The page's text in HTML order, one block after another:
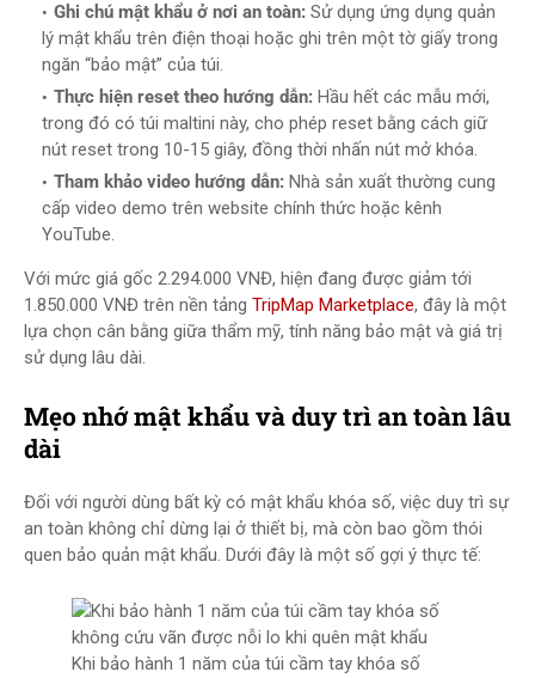
Ghi chú mật khẩu ở nơi an toàn: Sử dụng ứng dụng quản
lý mật khẩu trên điện thoại hoặc ghi trên một tờ giấy trong
ngăn “bảo mật” của túi.
Thực hiện reset theo hướng dẫn: Hầu hết các mẫu mới,
trong đó có túi maltini này, cho phép reset bằng cách giữ
nút reset trong 10-15 giây, đồng thời nhấn nút mở khóa.
Tham khảo video hướng dẫn: Nhà sản xuất thường cung
cấp video demo trên website chính thức hoặc kênh
YouTube.
Với mức giá gốc 2.294.000 VNĐ, hiện đang được giảm tới
1.850.000 VNĐ trên nền tảng TripMap Marketplace, đây là một
lựa chọn cân bằng giữa thẩm mỹ, tính năng bảo mật và giá trị
sử dụng lâu dài.
Mẹo nhớ mật khẩu và duy trì an toàn lâu
dài
Đối với người dùng bất kỳ có mật khẩu khóa số, việc duy trì sự
an toàn không chỉ dừng lại ở thiết bị, mà còn bao gồm thói
quen bảo quản mật khẩu. Dưới đây là một số gợi ý thực tế:
Khi bảo hành 1 năm của túi cầm tay khóa số